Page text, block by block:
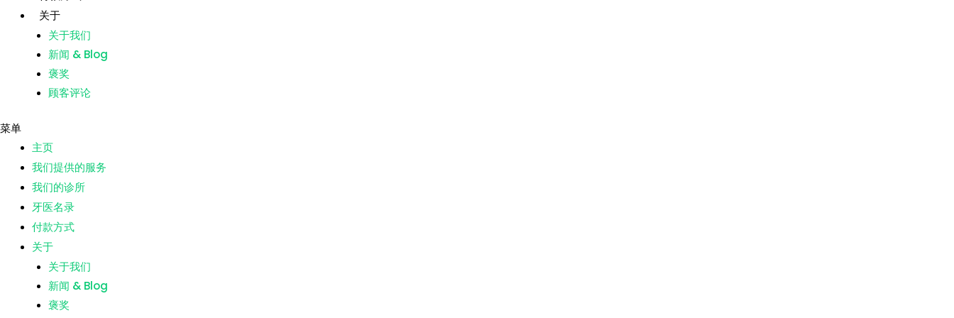
主页
我们提供的服务
我们的诊所
关于我们
新闻 & Blog
褒奖
顾客评论
主页
我们提供的服务
关于
关于我们
新闻 & Blog
褒奖
顾客评论
菜单
主页
我们提供的服务
我们的诊所
牙医名录
付款方式
关于
关于我们
新闻 & Blog
褒奖